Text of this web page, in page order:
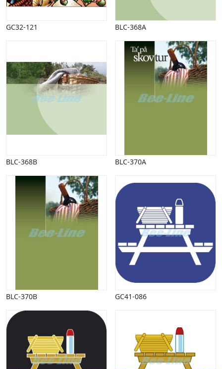
Påske
Piktogrammer
Restauration, hotel
Scenarier
Skibe, både, søfart
Sommer
Sundhed, sygdom
Trafik, færdsel
Uddannelse
Udsalg og andre begreber
Underholdning, kultur
GC32-121 BLC-368A
BLC-368B BLC-370A
BLC-370B GC41-086